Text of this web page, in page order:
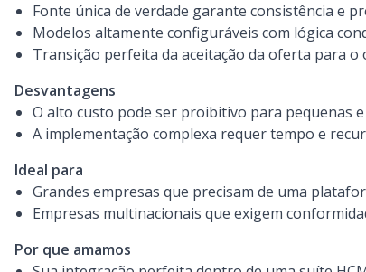
Fonte única de verdade garante consistência e
Modelos altamente configuráveis com lógica
Transição perfeita da aceitação da oferta para
Desvantagens
O alto custo pode ser proibitivo para pequenas
A implementação complexa requer tempo e
Ideal para
Grandes empresas que precisam de uma
Empresas multinacionais que exigem
Por que amamos